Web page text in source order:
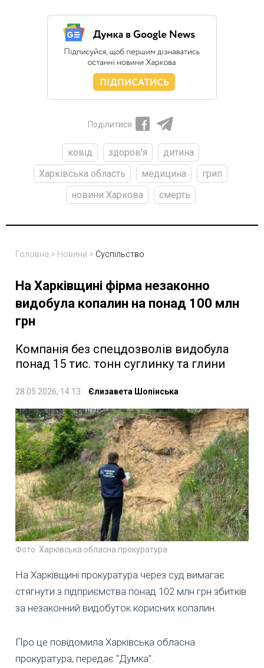
Поділитися
ковід здоров'я
дитина
Харківська область
медицина
грип
новини Харкова
смерть
Головна > Новини > Суспільство
На Харківщині фірма незаконно
видобула копалин на понад 100 млн
грн
Компанія без спецдозволів видобула
понад 15 тис. тонн суглинку та глини
28.05.2026, 14:13 Єлизавета Шопінська
Фото: Харківська обласна прокуратура
На Харківщині прокуратура через суд вимагає
стягнути з підприємства понад 102 млн грн збитків
за незаконний видобуток корисних копалин.
Про це повідомила Харківська обласна
прокуратура, передає "Думка".